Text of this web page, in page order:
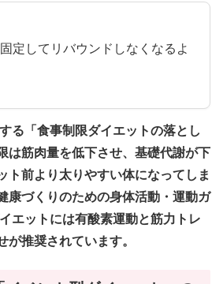
定してリバウンドしなくなるよ
る「食事制限ダイエットの落とし
は筋肉量を低下させ、基礎代謝が下
ト前より太りやすい体になってしま
康づくりのための身体活動・運動ガ
エットには有酸素運動と筋力トレ
が推奨されています。